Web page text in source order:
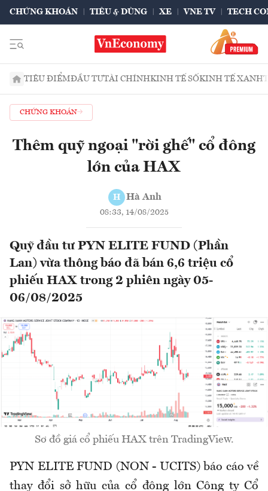
CHỨNG KHOÁN TIÊU & DÙNG XE VNE TV TECH
TIÊU ĐIỂMĐẦU TƯTÀI CHÍNHKINH TẾ SỐKINH TẾ XANH
CHỨNG KHOÁN
Thêm quỹ ngoại "rời ghế" cổ đông
lớn của HAX
H Hà Anh
08:33, 14/08/2025
Quỹ đầu tư PYN ELITE FUND (Phần
Lan) vừa thông báo đã bán 6,6 triệu cổ
phiếu HAX trong 2 phiên ngày 05-
06/08/2025
Sơ đồ giá cổ phiếu HAX trên TradingView.
PYN ELITE FUND (NON - UCITS) báo cáo về
thay đổi sở hữu của cổ đông lớn Công ty Cổ